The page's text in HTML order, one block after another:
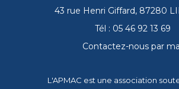
43 rue Henri Giffard, 87280
Tél : 05 46 92 13 69
Contactez-nous par
L'APMAC est une association